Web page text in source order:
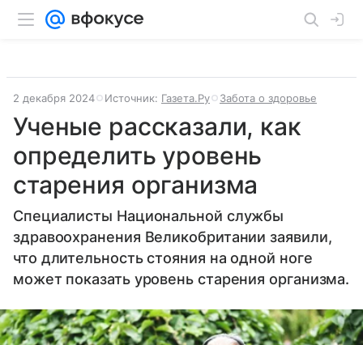
2 декабря 2024 Источник: Газета.Ру Забота о здоровье
Ученые рассказали, как
определить уровень
старения организма
Специалисты Национальной службы
здравоохранения Великобритании заявили,
что длительность стояния на одной ноге
может показать уровень старения организма.